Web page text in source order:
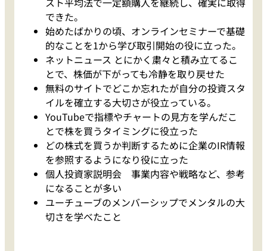
できた。
始めたばかりの頃、オンラインセミナーで基礎
的なことを1から学び取引開始の役に立った。
ネットニュース とにかく粛々と積み立てるこ
とで、株価が下がっても冷静を取り戻せた
無料のサイトでどこか忘れたが自分の投資スタ
イルを確立する大切さが役立っている。
YouTubeで指標やチャートの見方を学んだこ
とで株を買うタイミングに役立った
どの株式を買うか判断するために企業のIR情報
を参照するようになり役に立った
個人投資家説明会 事業内容や戦略など、参考
になることが多い
ユーチューブのメンバーシップでメンタルの大
切さを学べたこと